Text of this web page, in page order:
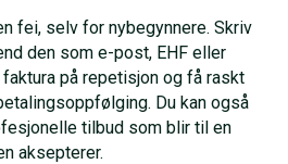
fei, selv for nybegynnere. Skriv
den som e-post, EHF eller
på repetisjon og få raskt
Du kan også
tilbud som blir til en
aksepterer.